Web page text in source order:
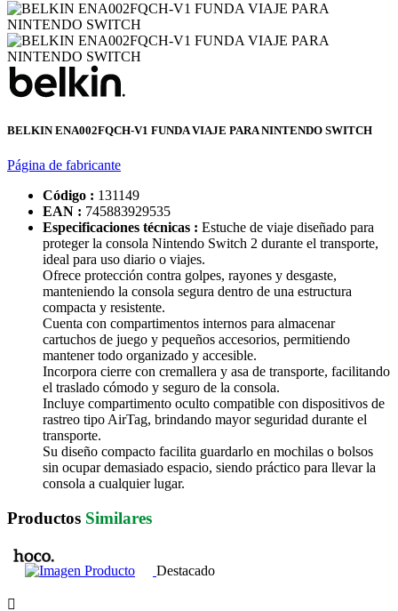
BELKIN ENA002FQCH-V1 FUNDA VIAJE PARA NINTENDO SWITCH
Página de fabricante
Código : 131149
EAN : 745883929535
Especificaciones técnicas : Estuche de viaje diseñado para
proteger la consola Nintendo Switch 2 durante el transporte,
ideal para uso diario o viajes.
Ofrece protección contra golpes, rayones y desgaste,
manteniendo la consola segura dentro de una estructura
compacta y resistente.
Cuenta con compartimentos internos para almacenar
cartuchos de juego y pequeños accesorios, permitiendo
mantener todo organizado y accesible.
Incorpora cierre con cremallera y asa de transporte, facilitando
el traslado cómodo y seguro de la consola.
Incluye compartimento oculto compatible con dispositivos de
rastreo tipo AirTag, brindando mayor seguridad durante el
transporte.
Su diseño compacto facilita guardarlo en mochilas o bolsos
sin ocupar demasiado espacio, siendo práctico para llevar la
consola a cualquier lugar.
Productos Similares
Destacado